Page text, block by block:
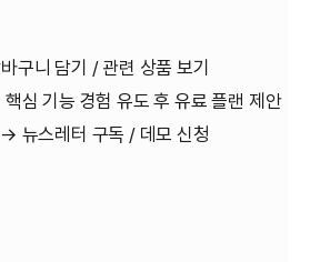
구니 담기 / 관련 상품 보기
심 기능 경험 유도 후 유료 플랜 제안
뉴스레터 구독 / 데모 신청